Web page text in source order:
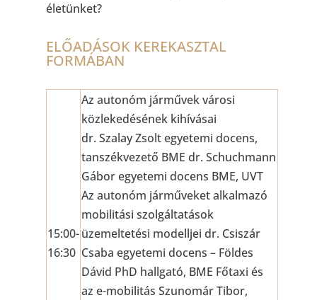
életünket?
ELŐADÁSOK KEREKASZTAL
FORMÁBAN
15:00-
16:30
Az autonóm járművek városi
közlekedésének kihívásai
dr. Szalay Zsolt egyetemi docens,
tanszékvezető BME dr. Schuchmann
Gábor egyetemi docens BME, UVT
Az autonóm járműveket alkalmazó
mobilitási szolgáltatások
üzemeltetési modelljei dr. Csiszár
Csaba egyetemi docens – Földes
Dávid PhD hallgató, BME Főtaxi és
az e-mobilitás Szunomár Tibor,